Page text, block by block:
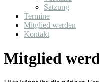
Satzung
Termine
Mitglied werden
Kontakt
Mitglied